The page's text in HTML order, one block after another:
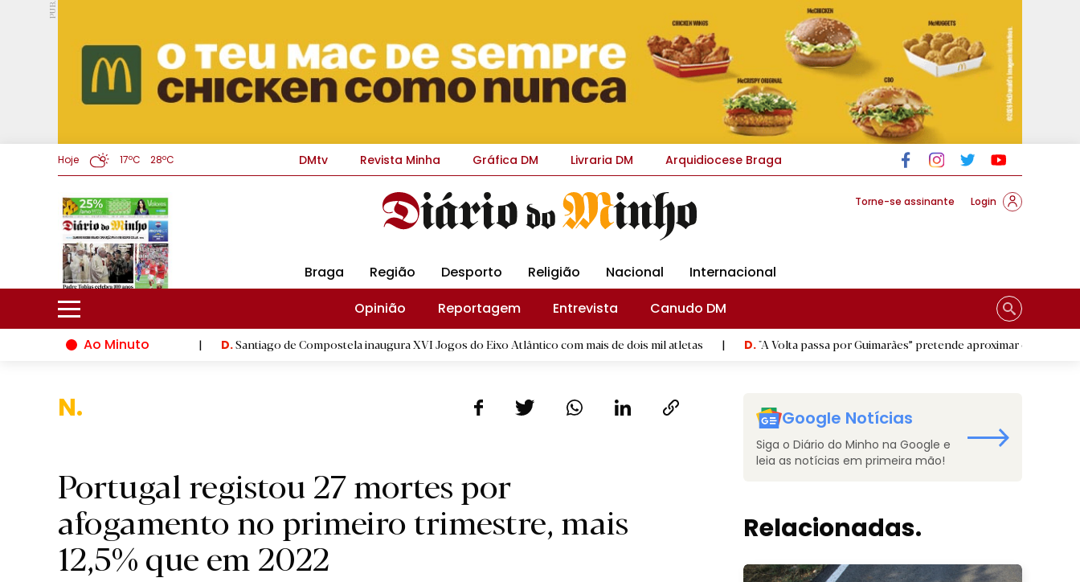
PUB.
Hoje 17ºC 28ºC DMtv Revista Minha Gráfica DM Livraria DM Arquidiocese Braga
Torne-se assinante Login
Braga Região Desporto Religião Nacional
Internacional
Opinião
Reportagem Entrevista
Canudo DM
Ao Minuto
do mundo da moda | D. Santiago de Compostela inaugura XVI Jogos do Eixo Atlântico com mais de dois mil atletas | D."A Volta passa por Guimarães” pretende aproximar o público do ciclismo
Nacio
Portugal registou 27 mortes por
afogamento no primeiro trimestre, mais
12,5% que em 2022
Google Notícias
Siga o Diário do Minho na Google e
leia as notícias em primeira mão!
Relacionadas.